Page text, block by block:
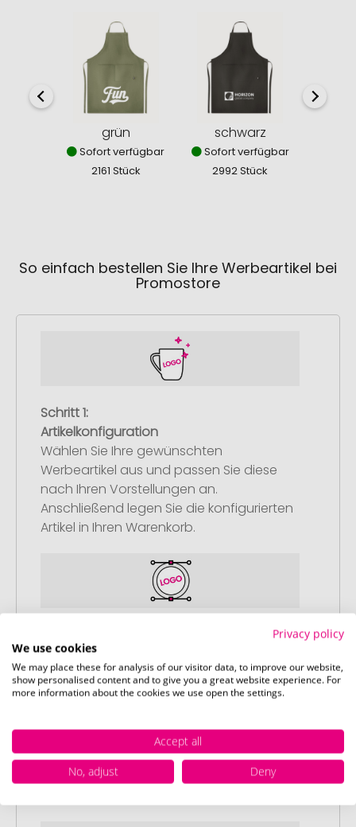
grün
Sofort verfügbar
2161 Stück
schwarz
Sofort verfügbar
2992 Stück
So einfach bestellen Sie Ihre Werbeartikel bei
Promostore
Schritt 1:
Artikelkonfiguration
Wählen Sie Ihre gewünschten
Werbeartikel aus und passen Sie diese
nach Ihren Vorstellungen an.
Anschließend legen Sie die konfigurierten
Artikel in Ihren Warenkorb.
Upload Ihres Logos oder Motivs
Laden Sie auf unserer
Bestellabschlussseite (Checkout) Ihr Logo
Bestellung ab. Falls Sie gerade keine
passende Datei zur Verfügung haben,
können Sie diese gerne später
Privacy policy
We use cookies
We may place these for analysis of our visitor data, to improve our website,
show personalised content and to give you a great website experience. For
more information about the cookies we use open the settings.
Accept all
No, adjust
Deny